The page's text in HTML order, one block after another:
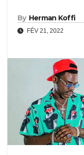
By Herman Koffi
FÉV 21, 2022